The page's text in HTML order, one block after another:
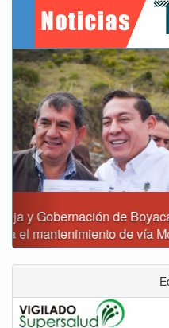
Reporte del tiempo
Previous